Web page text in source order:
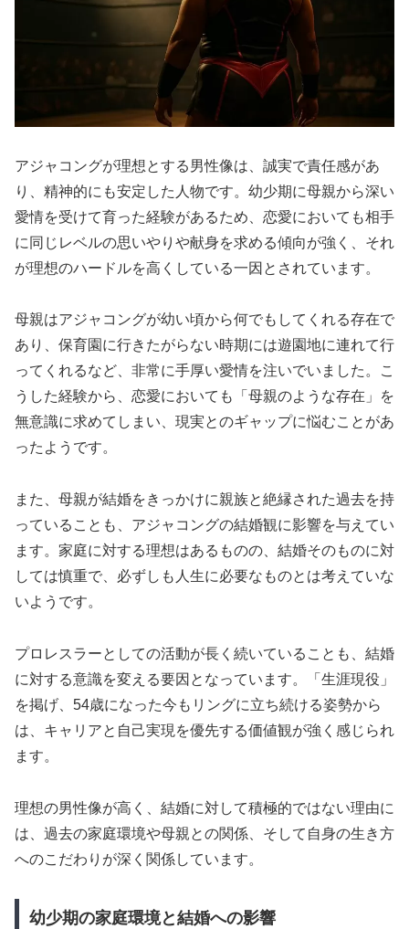
アジャコングが理想とする男性像は、誠実で責任感があ
り、精神的にも安定した人物です。幼少期に母親から深い
愛情を受けて育った経験があるため、恋愛においても相手
に同じレベルの思いやりや献身を求める傾向が強く、それ
が理想のハードルを高くしている一因とされています。
母親はアジャコングが幼い頃から何でもしてくれる存在で
あり、保育園に行きたがらない時期には遊園地に連れて行
ってくれるなど、非常に手厚い愛情を注いでいました。こ
うした経験から、恋愛においても「母親のような存在」を
無意識に求めてしまい、現実とのギャップに悩むことがあ
ったようです。
また、母親が結婚をきっかけに親族と絶縁された過去を持
っていることも、アジャコングの結婚観に影響を与えてい
ます。家庭に対する理想はあるものの、結婚そのものに対
しては慎重で、必ずしも人生に必要なものとは考えていな
いようです。
プロレスラーとしての活動が長く続いていることも、結婚
に対する意識を変える要因となっています。「生涯現役」
を掲げ、54歳になった今もリングに立ち続ける姿勢から
は、キャリアと自己実現を優先する価値観が強く感じられ
ます。
理想の男性像が高く、結婚に対して積極的ではない理由に
は、過去の家庭環境や母親との関係、そして自身の生き方
へのこだわりが深く関係しています。
幼少期の家庭環境と結婚への影響